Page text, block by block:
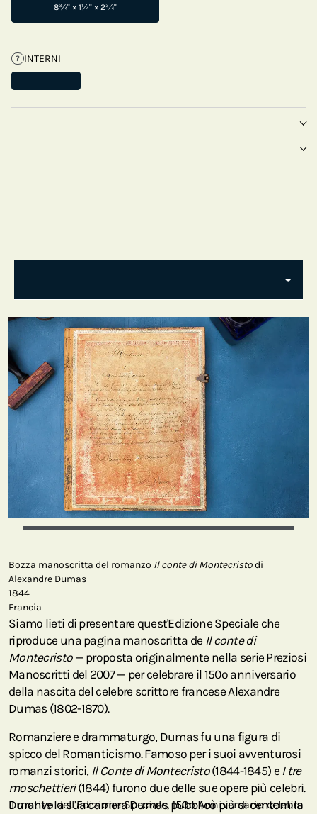
8¾" × 1¼" × 2¾"
? INTERNI
Bozza manoscritta del romanzo Il conte di Montecristodi
Alexandre Dumas
1844
Francia
Siamo lieti di presentare quest'Edizione Speciale che
riproduce una pagina manoscritta de Il conte di
Montecristo— proposta originalmente nella serie Preziosi
Manoscritti del 2007 — per celebrare il 150º anniversario
della nascita del celebre scrittore francese Alexandre
Dumas (1802-1870).
Romanziere e drammaturgo, Dumas fu una figura di
spicco del Romanticismo. Famoso per i suoi avventurosi
romanzi storici, Il Conte di Montecristo(1844-1845) e I tre
moschettieri(1844) furono due delle sue opere più celebri.
Durante la sua carriera Dumas pubblicò più di centomila
Il motivo dell’Edizione Speciale, 150o Anniversario celebra